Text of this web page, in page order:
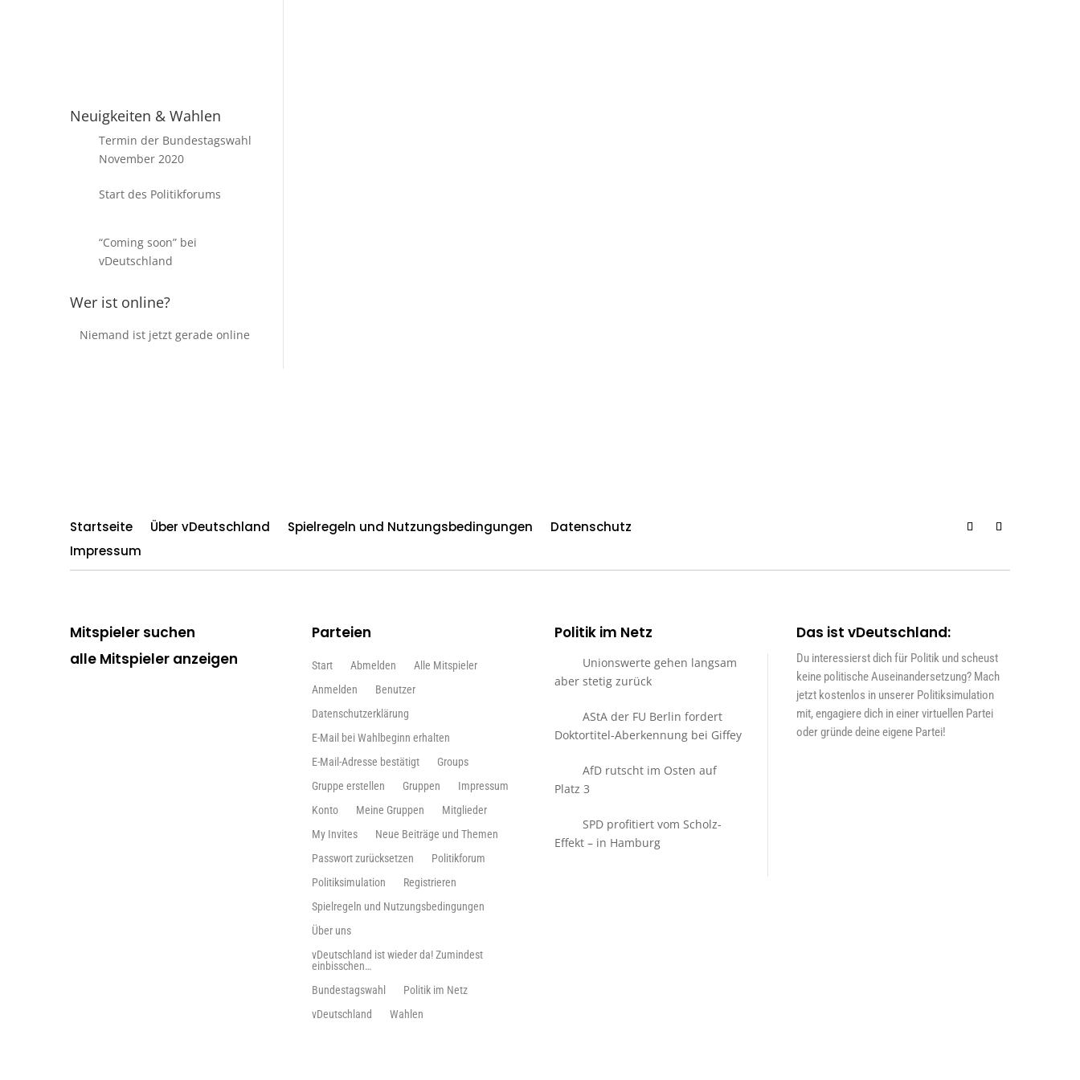
Neuigkeiten & Wahlen
Termin der Bundestagswahl
November 2020
Start des Politikforums
“Coming soon” bei
vDeutschland
Wer ist online?
Niemand ist jetzt gerade online
Startseite Über vDeutschland Spielregeln und Nutzungsbedingungen
Datenschutz
Impressum
Mitspieler suchen
alle Mitspieler anzeigen
Parteien
Start Abmelden
Alle Mitspieler
Anmelden
Benutzer
Datenschutzerklärung
E-Mail bei Wahlbeginn erhalten
E-Mail-Adresse bestätigt
Groups
Gruppe erstellen
Gruppen
Impressum
Konto
Meine Gruppen
Mitglieder
My Invites
Neue Beiträge und Themen
Passwort zurücksetzen
Politikforum
Politiksimulation
Registrieren
Spielregeln und Nutzungsbedingungen
Über uns
vDeutschland ist wieder da! Zumindest
einbisschen…
Bundestagswahl
Politik im Netz
vDeutschland
Wahlen
Politik im Netz
Unionswerte gehen langsam
aber stetig zurück
AStA der FU Berlin fordert
Doktortitel-Aberkennung bei Giffey
AfD rutscht im Osten auf
Platz 3
SPD profitiert vom Scholz-
Effekt – in Hamburg
Das ist vDeutschland:
Du interessierst dich für Politik und scheust
keine politische Auseinandersetzung? Mach
jetzt kostenlos in unserer Politiksimulation
mit, engagiere dich in einer virtuellen Partei
oder gründe deine eigene Partei!